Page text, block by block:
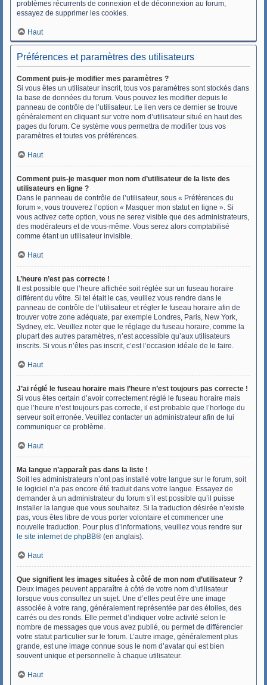
problèmes récurrents de connexion et de déconnexion au forum,
essayez de supprimer les cookies.
Haut
Préférences et paramètres des utilisateurs
Comment puis-je modifier mes paramètres ?
Si vous êtes un utilisateur inscrit, tous vos paramètres sont stockés dans
la base de données du forum. Vous pouvez les modifier depuis le
panneau de contrôle de l’utilisateur. Le lien vers ce dernier se trouve
généralement en cliquant sur votre nom d’utilisateur situé en haut des
pages du forum. Ce système vous permettra de modifier tous vos
paramètres et toutes vos préférences.
Haut
Comment puis-je masquer mon nom d’utilisateur de la liste des
utilisateurs en ligne ?
Dans le panneau de contrôle de l’utilisateur, sous « Préférences du
forum », vous trouverez l’option « Masquer mon statut en ligne ». Si
vous activez cette option, vous ne serez visible que des administrateurs,
des modérateurs et de vous-même. Vous serez alors comptabilisé
comme étant un utilisateur invisible.
Haut
L’heure n’est pas correcte !
Il est possible que l’heure affichée soit réglée sur un fuseau horaire
différent du vôtre. Si tel était le cas, veuillez vous rendre dans le
panneau de contrôle de l’utilisateur et régler le fuseau horaire afin de
trouver votre zone adéquate, par exemple Londres, Paris, New York,
Sydney, etc. Veuillez noter que le réglage du fuseau horaire, comme la
plupart des autres paramètres, n’est accessible qu’aux utilisateurs
inscrits. Si vous n’êtes pas inscrit, c’est l’occasion idéale de le faire.
Haut
J’ai réglé le fuseau horaire mais l’heure n’est toujours pas correcte !
Si vous êtes certain d’avoir correctement réglé le fuseau horaire mais
que l’heure n’est toujours pas correcte, il est probable que l’horloge du
serveur soit erronée. Veuillez contacter un administrateur afin de lui
communiquer ce problème.
Haut
Ma langue n’apparaît pas dans la liste !
Soit les administrateurs n’ont pas installé votre langue sur le forum, soit
le logiciel n’a pas encore été traduit dans votre langue. Essayez de
demander à un administrateur du forum s’il est possible qu’il puisse
installer la langue que vous souhaitez. Si la traduction désirée n’existe
pas, vous êtes libre de vous porter volontaire et commencer une
nouvelle traduction. Pour plus d’informations, veuillez vous rendre sur
le site internet de phpBB® (en anglais).
Haut
Que signifient les images situées à côté de mon nom d’utilisateur ?
Deux images peuvent apparaître à côté de votre nom d’utilisateur
lorsque vous consultez un sujet. Une d’elles peut être une image
associée à votre rang, généralement représentée par des étoiles, des
carrés ou des ronds. Elle permet d’indiquer votre activité selon le
nombre de messages que vous avez publié, ou permet de différencier
votre statut particulier sur le forum. L’autre image, généralement plus
grande, est une image connue sous le nom d’avatar qui est bien
souvent unique et personnelle à chaque utilisateur.
Haut